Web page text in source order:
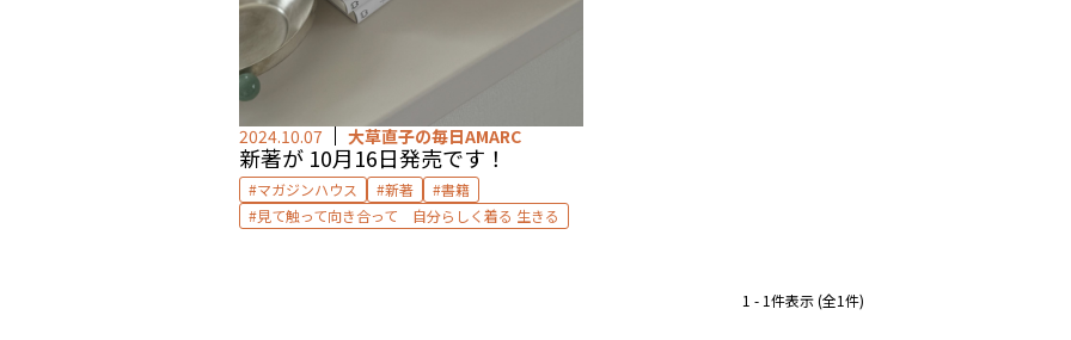
2024.10.07 大草直子の毎日AMARC
新著が 10月16日発売です！
マガジンハウス 新著
書籍
見て触って向き合って 自分らしく着る 生きる
1 - 1件表示 (全1件)